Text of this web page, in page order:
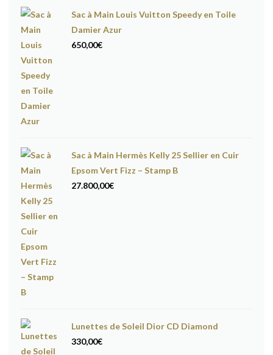
Sac à Main Louis Vuitton Speedy en Toile
Damier Azur
650,00€
Sac à Main Hermès Kelly 25 Sellier en Cuir
Epsom Vert Fizz – Stamp B
27.800,00€
Lunettes de Soleil Dior CD Diamond
330,00€